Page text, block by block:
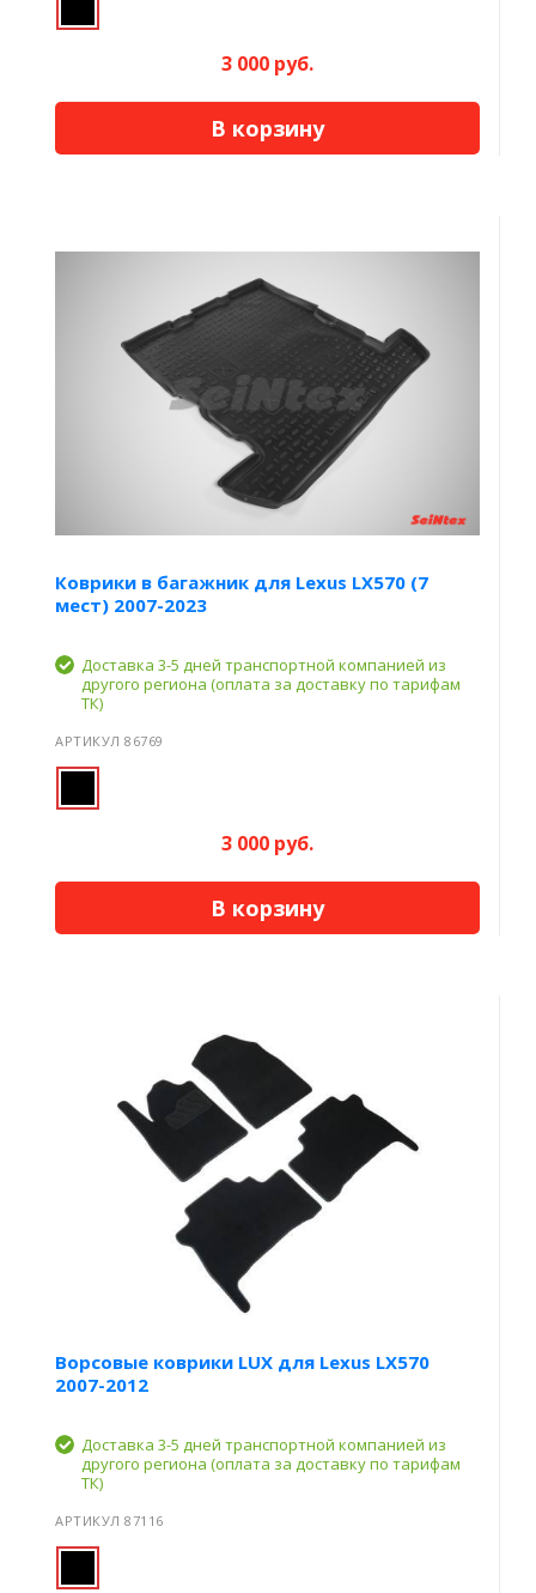
3 000 руб.
В корзину
Коврики в багажник для Lexus LX570 (7
мест) 2007-2023
Доставка 3-5 дней транспортной компанией из
другого региона (оплата за доставку по тарифам
ТК)
АРТИКУЛ 86769
3 000 руб.
В корзину
Ворсовые коврики LUX для Lexus LX570
2007-2012
Доставка 3-5 дней транспортной компанией из
другого региона (оплата за доставку по тарифам
ТК)
АРТИКУЛ 87116